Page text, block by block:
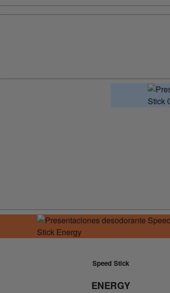
Speed Stick
ENERGY